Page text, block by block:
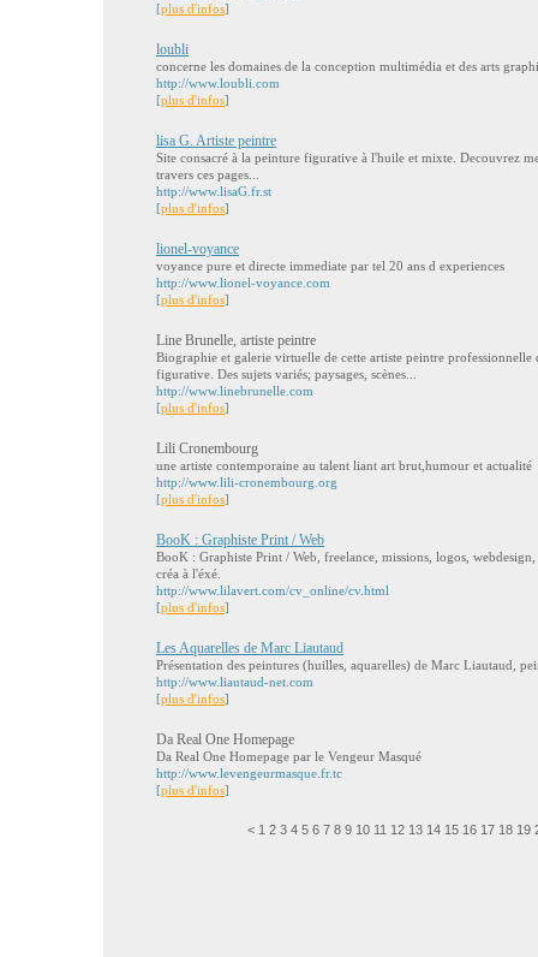
[plus d'infos]
loubli
concerne les domaines de la conception multimédia et des arts
http://www.loubli.com
[plus d'infos]
lisa G. Artiste peintre
Site consacré à la peinture figurative à l'huile et mixte. Decouvrez
travers ces pages...
http://www.lisaG.fr.st
[plus d'infos]
lionel-voyance
voyance pure et directe immediate par tel 20 ans d experiences
http://www.lionel-voyance.com
[plus d'infos]
Line Brunelle, artiste peintre
Biographie et galerie virtuelle de cette artiste peintre professionnelle
figurative. Des sujets variés; paysages, scènes...
http://www.linebrunelle.com
[plus d'infos]
Lili Cronembourg
une artiste contemporaine au talent liant art brut,humour et actualité
http://www.lili-cronembourg.org
[plus d'infos]
BooK : Graphiste Print / Web
BooK : Graphiste Print / Web, freelance, missions, logos,
créa à l'éxé.
http://www.lilavert.com/cv_online/cv.html
[plus d'infos]
Les Aquarelles de Marc Liautaud
Présentation des peintures (huilles, aquarelles) de Marc Liautaud,
http://www.liautaud-net.com
[plus d'infos]
Da Real One Homepage
Da Real One Homepage par le Vengeur Masqué
http://www.levengeurmasque.fr.tc
[plus d'infos]
< 1 2 3 4 5 6 7 8 9 10 11 12 13 14 15 16 17 18 19